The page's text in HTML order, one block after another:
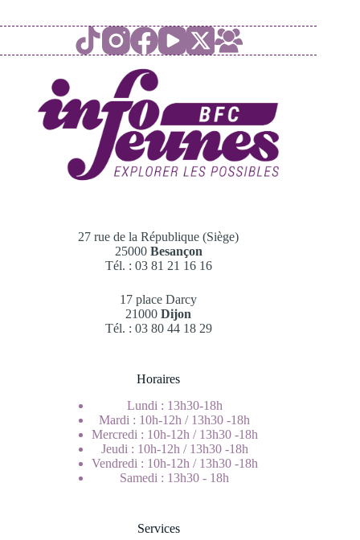
27 rue de la République (Siège)
25000 Besançon
Tél. : 03 81 21 16 16
17 place Darcy
21000Dijon
Tél. : 03 80 44 18 29
Horaires
Lundi : 13h30-18h
Mardi : 10h-12h / 13h30 -18h
Mercredi : 10h-12h / 13h30 -18h
Jeudi : 10h-12h / 13h30 -18h
Vendredi : 10h-12h / 13h30 -18h
Samedi : 13h30 - 18h
Services